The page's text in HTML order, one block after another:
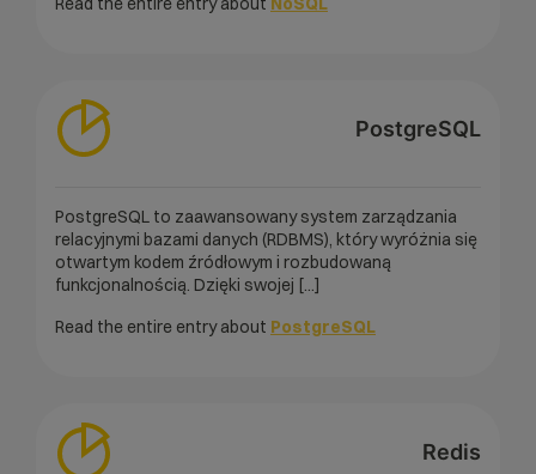
PostgreSQL
PostgreSQL to zaawansowany system zarządzania
relacyjnymi bazami danych (RDBMS), który wyróżnia się
otwartym kodem źródłowym i rozbudowaną
funkcjonalnością. Dzięki swojej [...]
Read the entire entry about PostgreSQL
Redis